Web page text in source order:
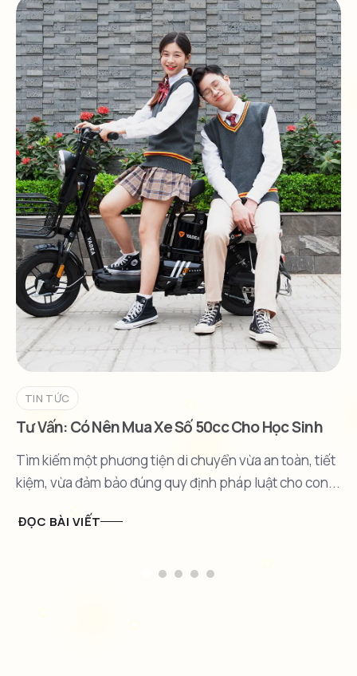
TIN TỨC
Tư Vấn: Có Nên Mua Xe Số 50cc Cho Học Sinh
Tìm kiếm một phương tiện di chuyển vừa an toàn, tiết
kiệm, vừa đảm bảo đúng quy định pháp luật cho con...
ĐỌC BÀI VIẾT